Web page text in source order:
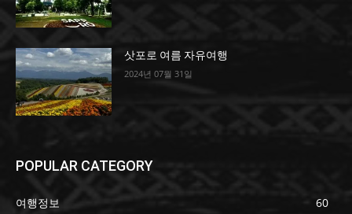
삿포로 여름 자유여행
2024년 07월 31일
POPULAR CATEGORY
여행정보
60